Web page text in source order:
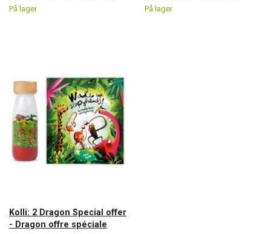
På lager
På lager
Kolli: 2 Dragon Special offer
- Dragon offre spéciale